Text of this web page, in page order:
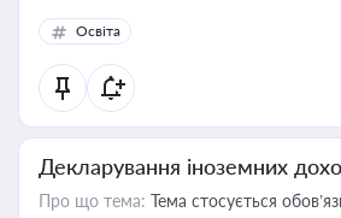
Освіта
Декларування іноземних
Про що тема: Тема стосується